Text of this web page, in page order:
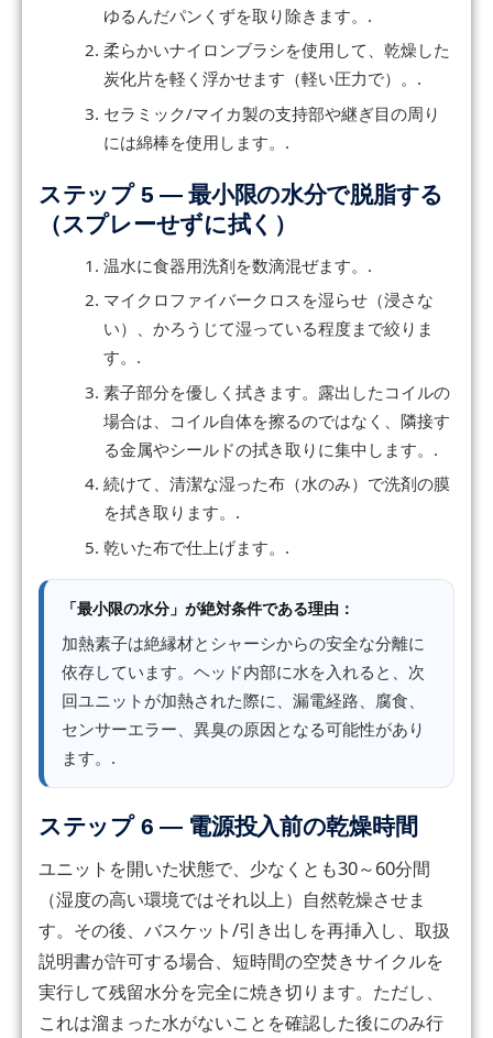
ゆるんだパンくずを取り除きます。.
柔らかいナイロンブラシを使用して、乾燥した
炭化片を軽く浮かせます（軽い圧力で）。.
セラミック/マイカ製の支持部や継ぎ目の周り
には綿棒を使用します。.
ステップ 5 — 最小限の水分で脱脂する
（スプレーせずに拭く）
温水に食器用洗剤を数滴混ぜます。.
マイクロファイバークロスを湿らせ（浸さな
い）、かろうじて湿っている程度まで絞りま
す。.
素子部分を優しく拭きます。露出したコイルの
場合は、コイル自体を擦るのではなく、隣接す
る金属やシールドの拭き取りに集中します。.
続けて、清潔な湿った布（水のみ）で洗剤の膜
を拭き取ります。.
乾いた布で仕上げます。.
「最小限の水分」が絶対条件である理由：
加熱素子は絶縁材とシャーシからの安全な分離に
依存しています。ヘッド内部に水を入れると、次
回ユニットが加熱された際に、漏電経路、腐食、
センサーエラー、異臭の原因となる可能性があり
ます。.
ステップ 6 — 電源投入前の乾燥時間
ユニットを開いた状態で、少なくとも30～60分間
（湿度の高い環境ではそれ以上）自然乾燥させま
す。その後、バスケット/引き出しを再挿入し、取扱
説明書が許可する場合、短時間の空焚きサイクルを
実行して残留水分を完全に焼き切ります。ただし、
これは溜まった水がないことを確認した後にのみ行